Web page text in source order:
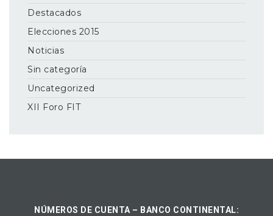
Destacados
Elecciones 2015
Noticias
Sin categoría
Uncategorized
XII Foro FIT
NÚMEROS DE CUENTA – BANCO CONTINENTAL: